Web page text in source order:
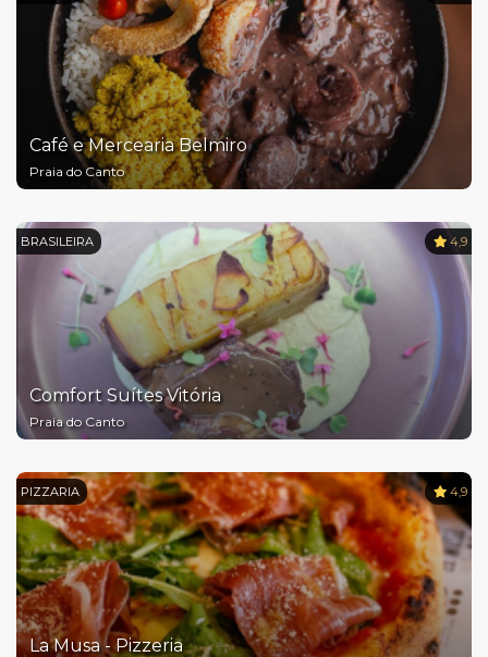
Café e Mercearia Belmiro
Praia do Canto
BRASILEIRA 4,9
Comfort Suítes Vitória
Praia do Canto
PIZZARIA 4,9
La Musa - Pizzeria